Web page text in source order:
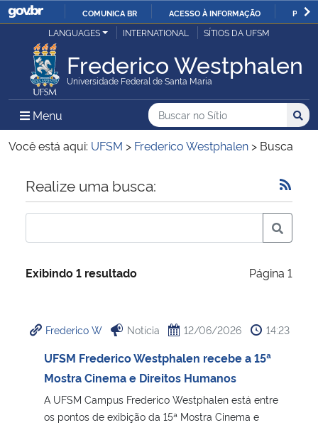
IR
O
COMUNICA BR ACESSO À INFORMAÇÃO
Ministério da Justiça e Segurança Pública
Ministério da Defesa
Ministério das Relações Exteriores
Ministério da Economia
Ministério da Infraestrutura
Ministério da Cidadania
Ministério de Minas e Energia
LANGUAGES INTERNATIONAL SÍTIOS DA UFSM
Frederico Westphalen
Universidade Federal de Santa Maria
Menu Menu Principal do Sítio
Busca
Buscar no no Sítio
Busca:
Você está aqui: UFSM > Frederico Westphalen > Busca
Início do conteúdo
Realize uma busca:
Exibindo 1 resultado Página 1
Frederico W Notícia 12/06/2026 14:23
UFSM Frederico Westphalen recebe a 15ª
Mostra Cinema e Direitos Humanos
A UFSM Campus Frederico Westphalen está entre
os pontos de exibição da 15ª Mostra Cinema e